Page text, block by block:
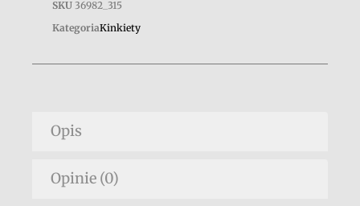
SKU 36982_315
KategoriaKinkiety
Opis
Opinie (0)